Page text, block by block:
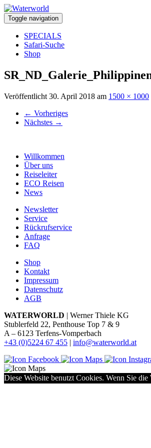
Toggle navigation
SPECIALS
Safari-Suche
Shop
Veröffentlicht 30. April 2018 am 1500 × 1000
← Vorheriges
Nächstes →
Willkommen
Über uns
Reiseleiter
ECO Reisen
News
Newsletter
Service
Rückrufservice
Anfrage
FAQ
Shop
Kontakt
Impressum
Datenschutz
AGB
WATERWORLD | Werner Thiele KG
Stublerfeld 22, Penthouse Top 7 & 9
A – 6123 Terfens-Vomperbach
+43 (0)5224 67 455 | info@waterworld.at
Diese Website benutzt Cookies. Wenn Sie